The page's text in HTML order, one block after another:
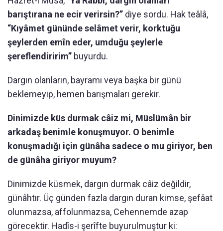
barıştırana ne ecir verirsin?” diye sordu. Hak teâlâ,
“Kıyâmet gününde selâmet verir, korktuğu
şeylerden emîn eder, umduğu şeylerle
şereflendiririm” buyurdu.
Dargın olanların, bayramı veya başka bir günü
beklemeyip, hemen barışmaları gerekir.
Dinimizde küs durmak câiz mi, Müslümân bir
arkadaş benimle konuşmuyor. O benimle
konuşmadığı için günâha sadece o mu giriyor, ben
de günâha giriyor muyum?
Dinimizde küsmek, dargın durmak câiz değildir,
günâhtır. Üç günden fazla dargın duran kimse, şefâat
olunmazsa, affolunmazsa, Cehennemde azap
görecektir. Hadîs-i şerîfte buyurulmuştur ki: